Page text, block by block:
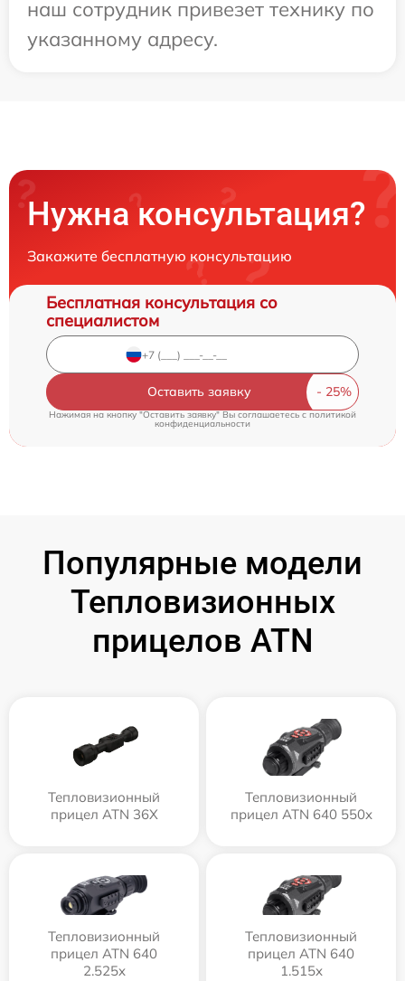
наш сотрудник привезет технику по
указанному адресу.
Нужна консультация?
Закажите бесплатную консультацию
Бесплатная консультация со
специалистом
Оставить заявку
Нажимая на кнопку "Оставить заявку" Вы соглашаетесь cполитикой
конфиденциальности
Популярные модели
Тепловизионных
прицелов ATN
Тепловизионный
прицел ATN 36X
Тепловизионный
прицел ATN 640 550x
Тепловизионный
прицел ATN 640
2.525x
Тепловизионный
прицел ATN 640
1.515x